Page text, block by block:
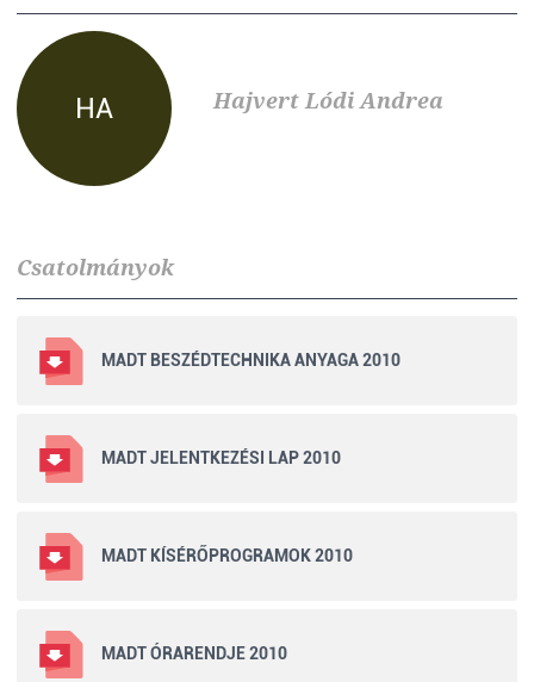
HA Hajvert Lódi Andrea
Csatolmányok
MADT BESZÉDTECHNIKA ANYAGA 2010
MADT JELENTKEZÉSI LAP 2010
MADT KÍSÉRŐPROGRAMOK 2010
MADT ÓRARENDJE 2010